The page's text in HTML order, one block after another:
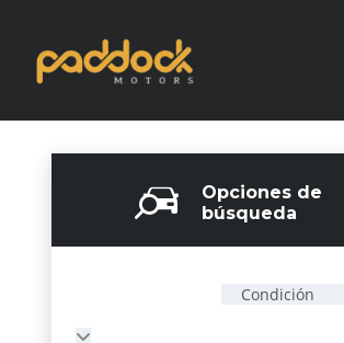
Opciones de
búsqueda
Condición